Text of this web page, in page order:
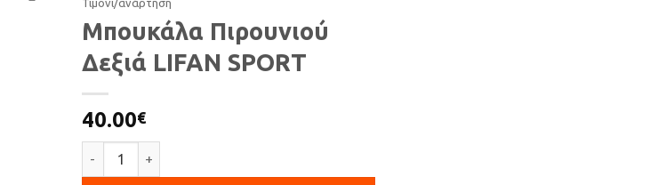
Τιµονι/ανάρτηση
Μπουκάλα Πιρουνιού
Δεξιά LIFAN SPORT
40.00€